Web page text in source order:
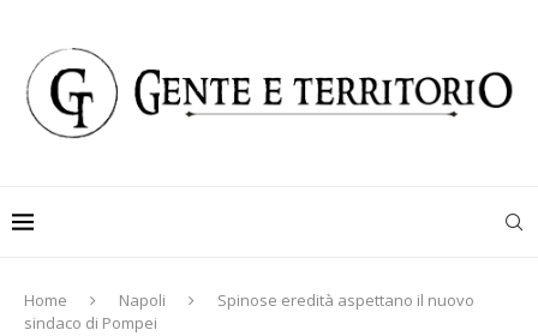
Home Napoli
Spinose eredità aspettano il nuovo
sindaco di Pompei